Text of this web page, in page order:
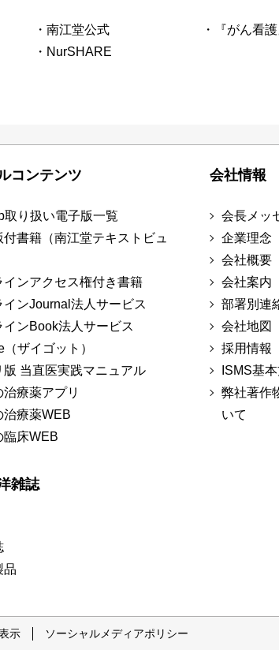
・南江堂公式
・NurSHARE
・『がん看
コンテンツ
取り扱い電子版一覧
付書籍（南江堂テキストビュ
インアクセス権付き書籍
インJournal法人サービス
インBook法人サービス
ザイゴット）
版 当直医実践マニュアル
治療薬アプリ
治療薬WEB
臨床WEB
雑誌
品
会社情報
会長メッ
企業理念
会社概要
会社案内
部署別連
会社地図
採用情報
ISMS基
弊社著作
いて
示 ソーシャルメディアポリシー